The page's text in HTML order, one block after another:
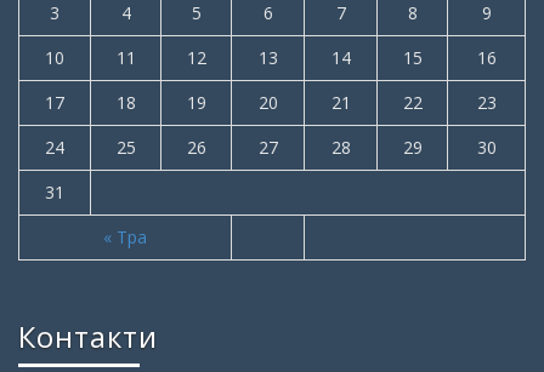
« Тра
3
4 5 6 7 8
9
10
11 12 13 14 15
16
17
18 19 20 21 22
23
24
25 26 27 28 29
30
31
Контакти